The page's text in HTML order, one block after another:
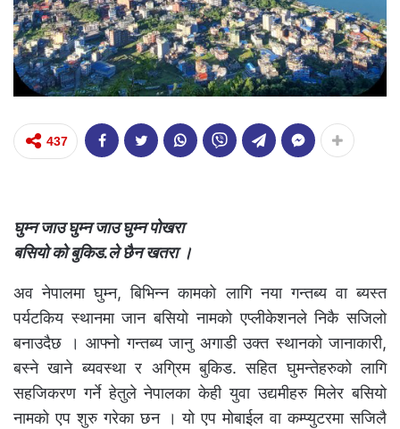
437
घुम्न जाउ घुम्न जाउ घुम्न पोखरा
बसियो को बुकिड.ले छैन खतरा ।
अव नेपालमा घुम्न, बिभिन्न कामको लागि नया गन्तब्य वा ब्यस्त
पर्यटकिय स्थानमा जान बसियो नामको एप्लीकेशनले निकै सजिलो
बनाउदैछ । आफ्नो गन्तब्य जानु अगाडी उक्त स्थानको जानाकारी,
बस्ने खाने ब्यवस्था र अग्रिम बुकिड. सहित घुमन्तेहरुको लागि
सहजिकरण गर्ने हेतुले नेपालका केही युवा उद्यमीहरु मिलेर बसियो
नामको एप शुरु गरेका छन । यो एप मोबाईल वा कम्प्युटरमा सजिलै